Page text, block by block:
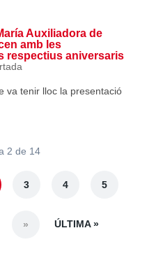
Auxiliadora de
amb les
respectius aniversaris
va tenir lloc la presentació
2 de 14
3 4 5
» ÚLTIMA »